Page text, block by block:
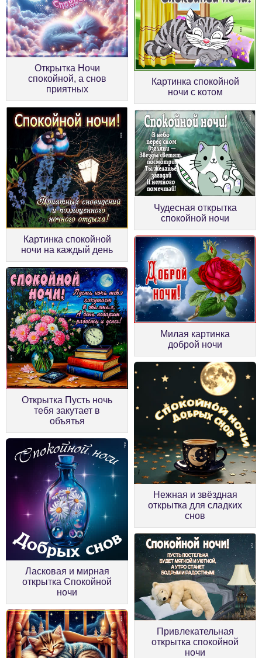
Открытка Ночи
спокойной, а снов
приятных
Картинка спокойной
ночи с котом
Картинка спокойной
ночи на каждый день
Чудесная открытка
спокойной ночи
Открытка Пусть ночь
тебя закутает в
объятья
Милая картинка
доброй ночи
Ласковая и мирная
открытка Спокойной
ночи
Нежная и звёздная
открытка для сладких
снов
Привлекательная
открытка спокойной
ночи